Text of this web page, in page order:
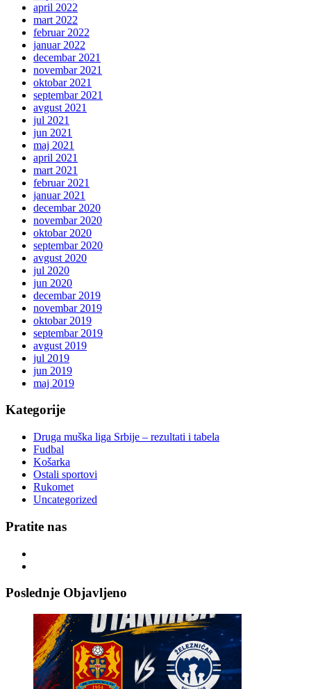
april 2022
mart 2022
februar 2022
januar 2022
decembar 2021
novembar 2021
oktobar 2021
septembar 2021
avgust 2021
jul 2021
jun 2021
maj 2021
april 2021
mart 2021
februar 2021
januar 2021
decembar 2020
novembar 2020
oktobar 2020
septembar 2020
avgust 2020
jul 2020
jun 2020
decembar 2019
novembar 2019
oktobar 2019
septembar 2019
avgust 2019
jul 2019
jun 2019
maj 2019
Kategorije
Druga muška liga Srbije – rezultati i tabela
Fudbal
Košarka
Ostali sportovi
Rukomet
Uncategorized
Pratite nas
Poslednje Objavljeno